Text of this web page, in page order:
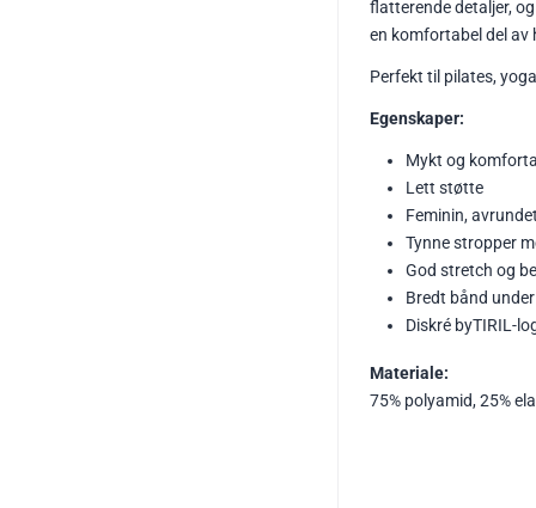
flatterende detaljer,
en komfortabel del av
Perfekt til pilates,
Egenskaper:
Mykt og
Lett støtte
Feminin,
Tynne stropper
God stretch og
Bredt bånd
Diskré byTIRIL-
Materiale:
75% polyamid, 25%